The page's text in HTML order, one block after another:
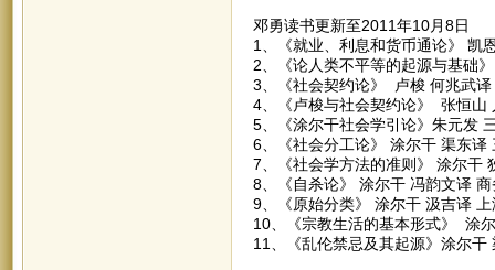
邓勇读书更新至2011年10月8日
1、《就业、利息和货币通论》 凯
2、《论人类不平等的起源与基础
3、《社会契约论》 卢梭 何兆武译
4、《卢梭与社会契约论》 张恒山
5、《涂尔干社会学引论》朱元发
6、《社会分工论》 涂尔干 渠东译
7、《社会学方法的准则》 涂尔干
8、《自杀论》 涂尔干 冯韵文译
9、《原始分类》 涂尔干 汲吉译
10、《宗教生活的基本形式》 涂
11、《乱伦禁忌及其起源》涂尔干